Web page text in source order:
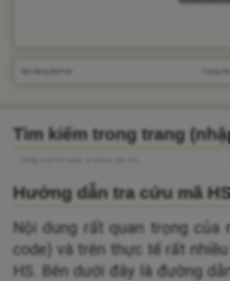
Trang
Tìm kiếm trong trang
Hướng dẫn tra cứu mã
Nội dung rất quan trọng của
code) và trên thực tế rất
HS.
Bên dưới đây là đường